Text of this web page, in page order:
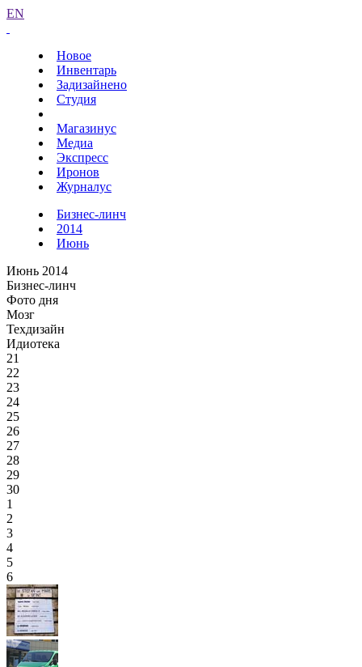
EN
Новое
Инвентарь
Задизайнено
Студия
Магазинус
Медиа
Экспресс
Иронов
Журналус
Бизнес-линч
2014
Июнь
Июнь 2014
Бизнес-линч
Фото дня
Мозг
Техдизайн
Идиотека
21
22
23
24
25
26
27
28
29
30
1
2
3
4
5
6